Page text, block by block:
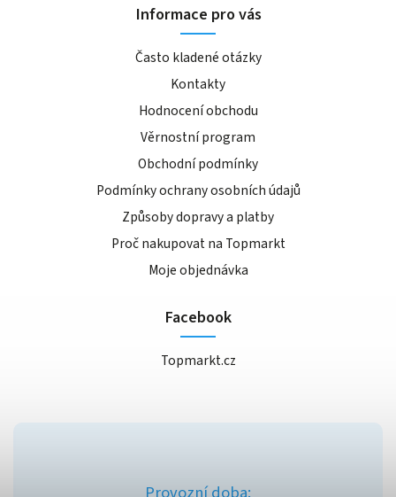
Informace pro vás
Často kladené otázky
Kontakty
Hodnocení obchodu
Věrnostní program
Obchodní podmínky
Podmínky ochrany osobních údajů
Způsoby dopravy a platby
Proč nakupovat na Topmarkt
Moje objednávka
Facebook
Topmarkt.cz